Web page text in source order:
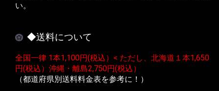
い。
◆送料について
全国一律 1本1,100円(税込）< ただし、北海道１本1,650
円(税込）沖縄・離島2,750円(税込）
（都道府県別送料料金表を参考に！）